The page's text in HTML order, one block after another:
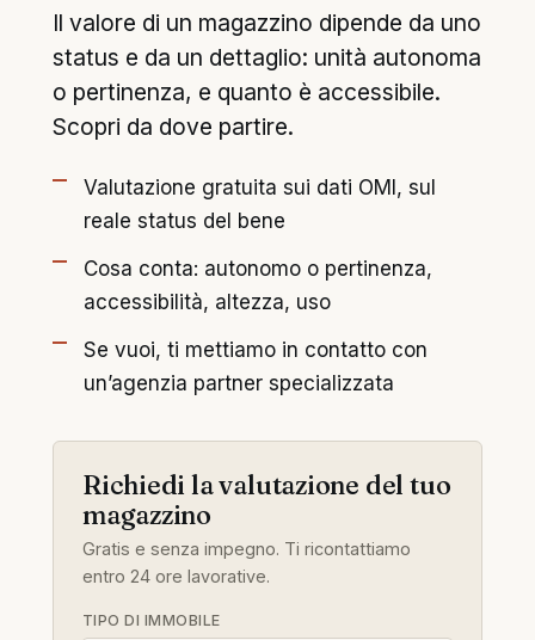
Il valore di un magazzino dipende da uno
status e da un dettaglio: unità autonoma
o pertinenza, e quanto è accessibile.
Scopri da dove partire.
Valutazione gratuita sui dati OMI, sul
reale status del bene
Cosa conta: autonomo o pertinenza,
accessibilità, altezza, uso
Se vuoi, ti mettiamo in contatto con
un’agenzia partner specializzata
Richiedi la valutazione del tuo
magazzino
Gratis e senza impegno. Ti ricontattiamo
entro 24 ore lavorative.
TIPO DI IMMOBILE